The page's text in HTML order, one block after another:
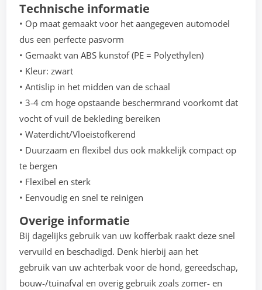
Technische informatie
• Op maat gemaakt voor het aangegeven automodel
dus een perfecte pasvorm
• Gemaakt van ABS kunstof (PE = Polyethylen)
• Kleur: zwart
• Antislip in het midden van de schaal
• 3-4 cm hoge opstaande beschermrand voorkomt dat
vocht of vuil de bekleding bereiken
• Waterdicht/Vloeistofkerend
• Duurzaam en flexibel dus ook makkelijk compact op
te bergen
• Flexibel en sterk
• Eenvoudig en snel te reinigen
Overige informatie
Bij dagelijks gebruik van uw kofferbak raakt deze snel
vervuild en beschadigd. Denk hierbij aan het
gebruik van uw achterbak voor de hond, gereedschap,
bouw-/tuinafval en overig gebruik zoals zomer- en